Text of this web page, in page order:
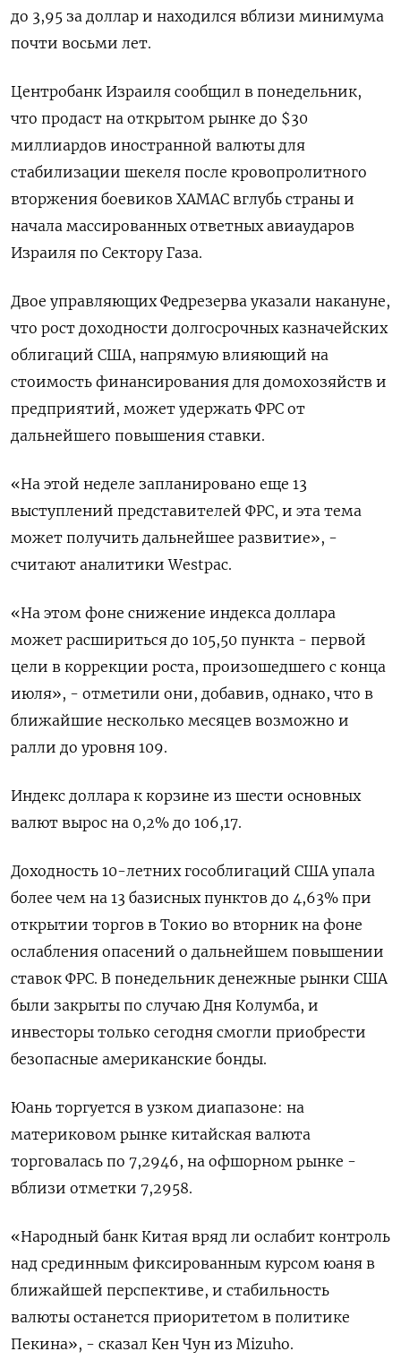
до 3,95 за доллар и находился вблизи минимума
почти восьми лет.
Центробанк Израиля сообщил в понедельник,
что продаст на открытом рынке до $30
миллиардов иностранной валюты для
стабилизации шекеля после кровопролитного
вторжения боевиков ХАМАС вглубь страны и
начала массированных ответных авиаударов
Израиля по Сектору Газа.
Двое управляющих Федрезерва указали накануне,
что рост доходности долгосрочных казначейских
облигаций США, напрямую влияющий на
стоимость финансирования для домохозяйств и
предприятий, может удержать ФРС от
дальнейшего повышения ставки.
«На этой неделе запланировано еще 13
выступлений представителей ФРС, и эта тема
может получить дальнейшее развитие», -
считают аналитики Westpac.
«На этом фоне снижение индекса доллара
может расшириться до 105,50 пункта - первой
цели в коррекции роста, произошедшего с конца
июля», - отметили они, добавив, однако, что в
ближайшие несколько месяцев возможно и
ралли до уровня 109.
Индекс доллара к корзине из шести основных
валют вырос на 0,2% до 106,17​.
Доходность 10-летних гособлигаций США упала
более чем на 13 базисных пунктов до 4,63% при
открытии торгов в Токио во вторник на фоне
ослабления опасений о дальнейшем повышении
ставок ФРС. В понедельник денежные рынки США
были закрыты по случаю Дня Колумба, и
инвесторы только сегодня смогли приобрести
безопасные американские бонды.
Юань торгуется в узком диапазоне: на
материковом рынке китайская валюта
торговалась по 7,2946​, на офшорном рынке -
вблизи отметки 7,2958.
«Народный банк Китая вряд ли ослабит контроль
над срединным фиксированным курсом юаня в
ближайшей перспективе, и стабильность
валюты останется приоритетом в политике
Пекина», - сказал Кен Чун из Mizuho.